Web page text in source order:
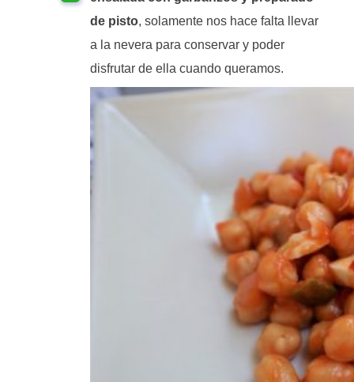
de pisto, solamente nos hace falta llevar
a la nevera para conservar y poder
disfrutar de ella cuando queramos.